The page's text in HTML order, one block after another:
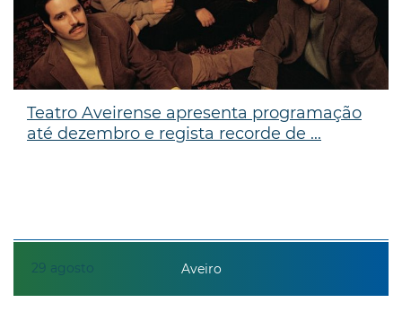
29 agosto
Teatro Aveirense apresenta programação
até dezembro e regista recorde de ...
Aveiro